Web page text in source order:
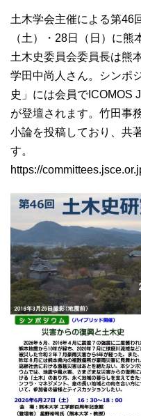
土木学会主催による第46
（土）・28日（日）に
土木史委員会委員長は熊
学田中尚人さん。シンポ
史」には会員でICOMOS
が登壇されます。竹田事
小論を投稿しており、共
す。
https://